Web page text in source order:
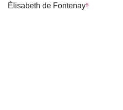
Élisabeth de Fontenay⁵